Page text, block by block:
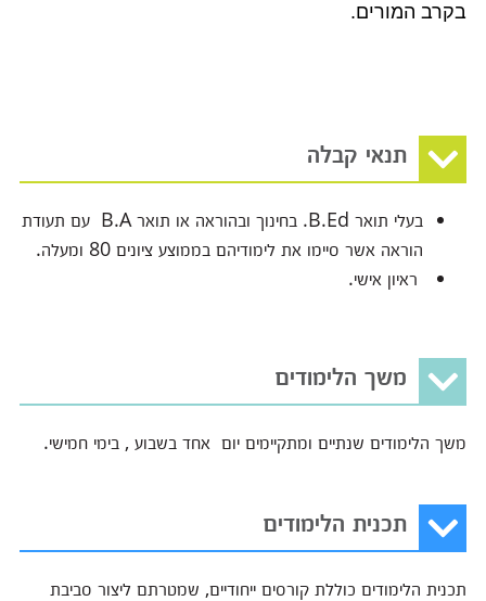
בקרב המורים.
תנאי קבלה
בעלי תואר B.Ed. בחינוך ובהוראה או תואר B.A עם תעודת
הוראה אשר סיימו את לימודיהם בממוצע ציונים 80 ומעלה.
ראיון אישי.
משך הלימודים
משך הלימודים שנתיים ומתקיימים יום אחד בשבוע , בימי חמישי.
תכנית הלימודים
תכנית הלימודים כוללת קורסים ייחודיים, שמטרתם ליצור סביבת